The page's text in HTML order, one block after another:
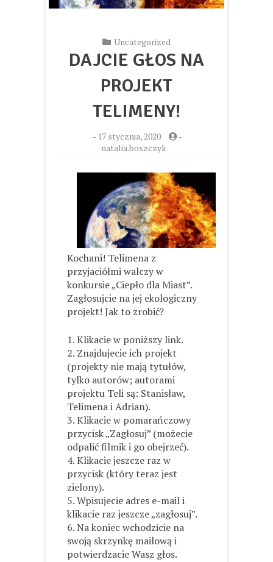
Uncategorized
DAJCIE GŁOS NA
PROJEKT
TELIMENY!
- 17 stycznia, 2020
-
natalia.boszczyk
Kochani! Telimena z
przyjaciółmi walczy w
konkursie „Ciepło dla Miast”.
Zagłosujcie na jej ekologiczny
projekt! Jak to zrobić?
1. Klikacie w poniższy link.
2. Znajdujecie ich projekt
(projekty nie mają tytułów,
tylko autorów; autorami
projektu Teli są: Stanisław,
Telimena i Adrian).
3. Klikacie w pomarańczowy
przycisk „Zagłosuj” (możecie
odpalić filmik i go obejrzeć).
4. Klikacie jeszcze raz w
przycisk (który teraz jest
zielony).
5. Wpisujecie adres e-mail i
klikacie raz jeszcze „zagłosuj”.
6. Na koniec wchodzicie na
swoją skrzynkę mailową i
potwierdzacie Wasz głos.